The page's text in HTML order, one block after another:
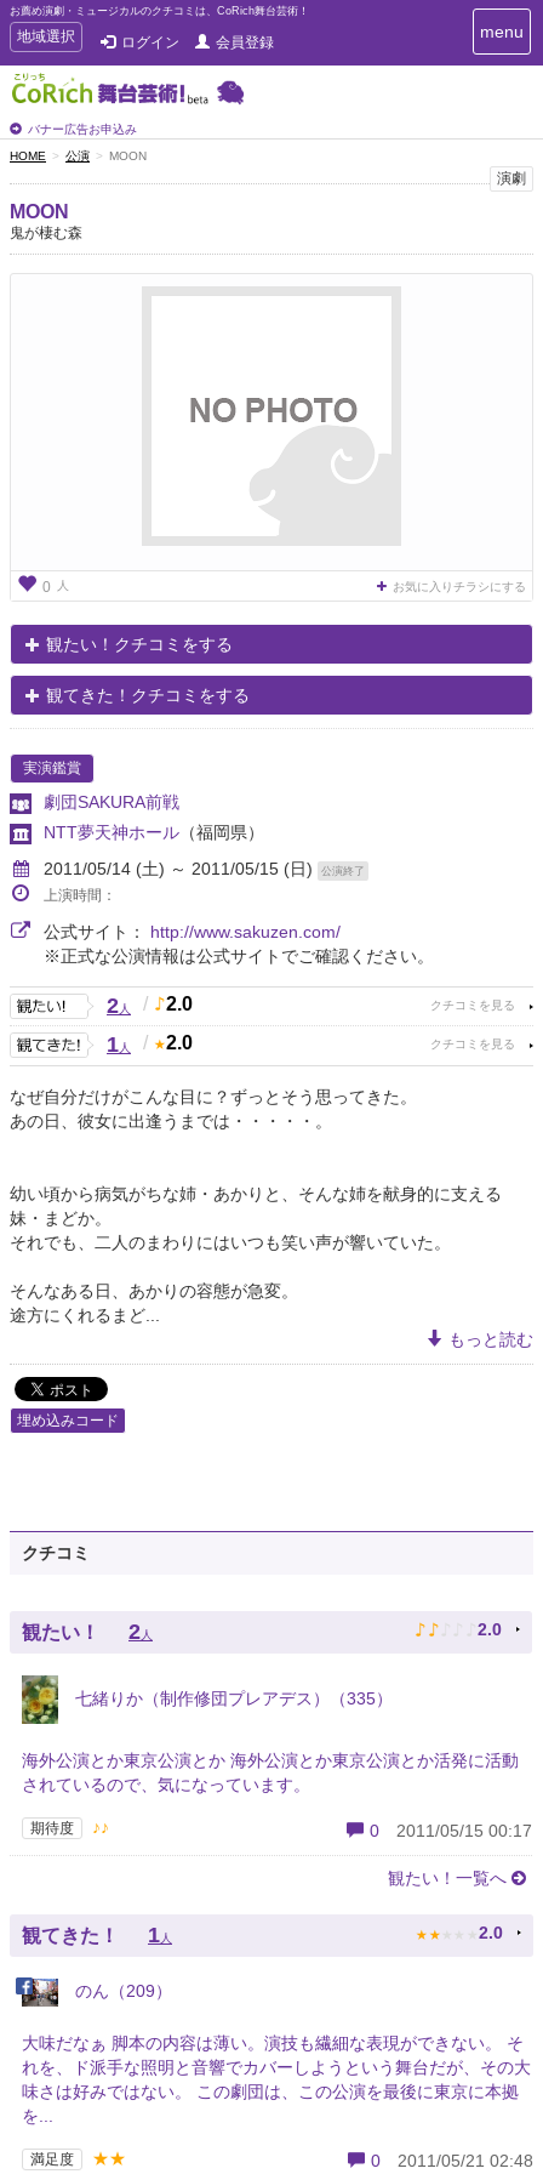
お薦め演劇・ミュージカルのクチコミは、CoRich舞台芸術！
T
o
g
g
e
n
a
v
i
g
地域選択 ログイン 会員登録
バナー広告お申込み
T
o
g
menu
HOME 公演 MOON
演劇
MOON
鬼が棲む森
0 人 お気に入りチラシにする
観たい！クチコミをする
観てきた！クチコミをする
実演鑑賞
劇団SAKURA前戦
NTT夢天神ホール （福岡県）
2011/05/14 (土) ～ 2011/05/15 (日)
公演終了
上演時間：
公式サイト： http://www.sakuzen.com/
※正式な公演情報は公式サイトでご確認ください。
2人 / 2.0
1人 / 2.0
なぜ自分だけがこんな目に？ずっとそう思ってきた。
あの日、彼女に出逢うまでは・・・・・。
幼い頃から病気がちな姉・あかりと、そんな姉を献身的に支える
妹・まどか。
それでも、二人のまわりにはいつも笑い声が響いていた。
そんなある日、あかりの容態が急変。
途方にくれるまど...
もっと読む
埋め込みコード
クチコミ
観たい！ 2人 ♪ ♪ ♪ ♪ ♪ 2.0
七緒りか（制作修団プレアデス）（335）
海外公演とか東京公演とか 海外公演とか東京公演とか活発に活動
されているので、気になっています。
期待度 ♪♪ 0 2011/05/15 00:17
観たい！一覧へ
観てきた！ 1 人 ★ ★ ★ ★ ★ 2.0
のん（209）
大味だなぁ 脚本の内容は薄い。演技も繊細な表現ができない。 そ
れを、ド派手な照明と音響でカバーしようという舞台だが、その大
味さは好みではない。 この劇団は、この公演を最後に東京に本拠
を...
満足度 ★★ 0 2011/05/21 02:48